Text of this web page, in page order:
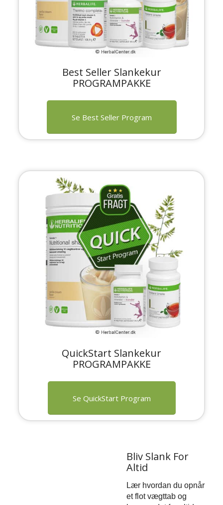
Best Seller Slankekur
PROGRAMPAKKE
Se Best Seller Program
QuickStart Slankekur
PROGRAMPAKKE
Se QuickStart Program
Bliv Slank For
Altid
Lær hvordan du opnår
et flot vægttab og